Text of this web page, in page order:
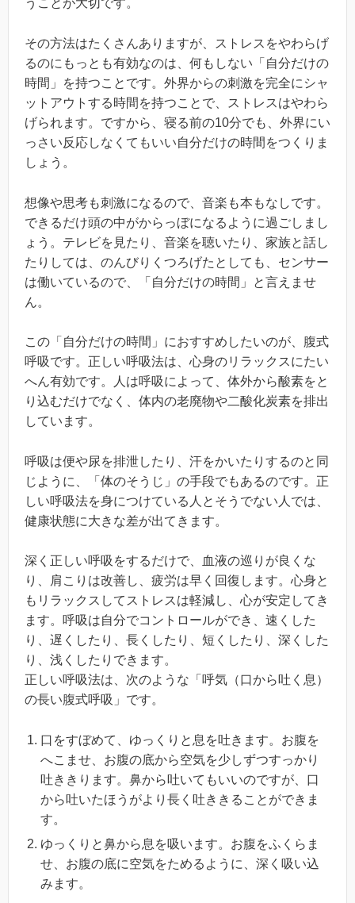
うことが大切です。
その方法はたくさんありますが、ストレスをやわらげ
るのにもっとも有効なのは、何もしない「自分だけの
時間」を持つことです。外界からの刺激を完全にシャ
ットアウトする時間を持つことで、ストレスはやわら
げられます。ですから、寝る前の10分でも、外界にい
っさい反応しなくてもいい自分だけの時間をつくりま
しょう。
想像や思考も刺激になるので、音楽も本もなしです。
できるだけ頭の中がからっぼになるように過ごしまし
ょう。テレビを見たり、音楽を聴いたり、家族と話し
たりしては、のんびりくつろげたとしても、センサー
は働いているので、「自分だけの時間」と言えませ
ん。
この「自分だけの時間」におすすめしたいのが、腹式
呼吸です。正しい呼吸法は、心身のリラックスにたい
へん有効です。人は呼吸によって、体外から酸素をと
り込むだけでなく、体内の老廃物や二酸化炭素を排出
しています。
呼吸は便や尿を排泄したり、汗をかいたりするのと同
じように、「体のそうじ」の手段でもあるのです。正
しい呼吸法を身につけている人とそうでない人では、
健康状態に大きな差が出てきます。
深く正しい呼吸をするだけで、血液の巡りが良くな
り、肩こりは改善し、疲労は早く回復します。心身と
もリラックスしてストレスは軽減し、心が安定してき
ます。呼吸は自分でコントロールができ、速くした
り、遅くしたり、長くしたり、短くしたり、深くした
り、浅くしたりできます。
正しい呼吸法は、次のような「呼気（口から吐く息）
の長い腹式呼吸」です。
口をすぼめて、ゆっくりと息を吐きます。お腹を
へこませ、お腹の底から空気を少しずつすっかり
吐ききります。鼻から吐いてもいいのですが、口
から吐いたほうがより長く吐ききることができま
す。
ゆっくりと鼻から息を吸います。お腹をふくらま
せ、お腹の底に空気をためるように、深く吸い込
みます。